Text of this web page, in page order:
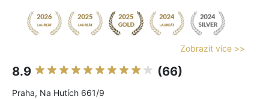
Zobrazit více >>
8.9 (66)
Praha, Na Hutích 661/9